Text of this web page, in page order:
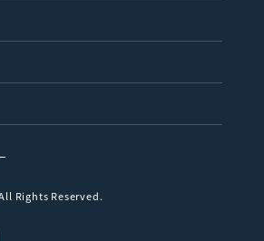
Rights Reserved.